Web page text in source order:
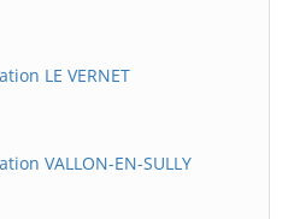
LE VERNET
VALLON-EN-SULLY